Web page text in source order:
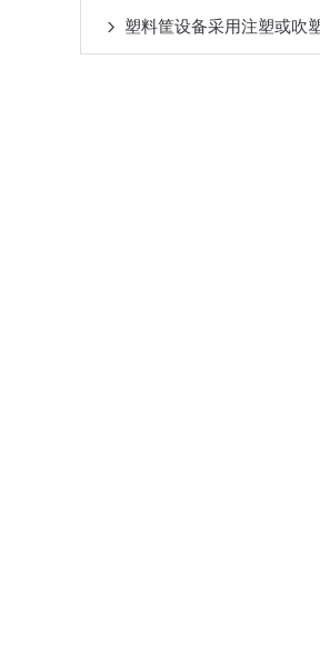
塑料筐设备采用注塑或吹